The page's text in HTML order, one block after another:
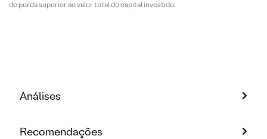
de perda superior ao valor total do capital investido.
Análises
Recomendações